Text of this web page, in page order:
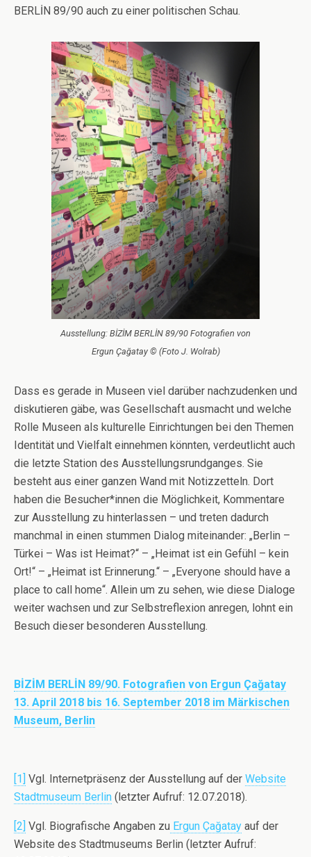
BERLİN 89/90 auch zu einer politischen Schau.
Ausstellung: BİZİM BERLİN 89/90 Fotografien von
Ergun Çağatay © (Foto J. Wolrab)
Dass es gerade in Museen viel darüber nachzudenken und
diskutieren gäbe, was Gesellschaft ausmacht und welche
Rolle Museen als kulturelle Einrichtungen bei den Themen
Identität und Vielfalt einnehmen könnten, verdeutlicht auch
die letzte Station des Ausstellungsrundganges. Sie
besteht aus einer ganzen Wand mit Notizzetteln. Dort
haben die Besucher*innen die Möglichkeit, Kommentare
zur Ausstellung zu hinterlassen – und treten dadurch
manchmal in einen stummen Dialog miteinander: „Berlin –
Türkei – Was ist Heimat?“ – „Heimat ist ein Gefühl – kein
Ort!“ – „Heimat ist Erinnerung.“ – „Everyone should have a
place to call home“. Allein um zu sehen, wie diese Dialoge
weiter wachsen und zur Selbstreflexion anregen, lohnt ein
Besuch dieser besonderen Ausstellung.
BİZİM BERLİN 89/90. Fotografien von Ergun Çağatay
13. April 2018 bis 16. September 2018 im Märkischen
Museum, Berlin
[1] Vgl. Internetpräsenz der Ausstellung auf der Website
Stadtmuseum Berlin (letzter Aufruf: 12.07.2018).
[2] Vgl. Biografische Angaben zu Ergun Çağatay auf der
Website des Stadtmuseums Berlin (letzter Aufruf: